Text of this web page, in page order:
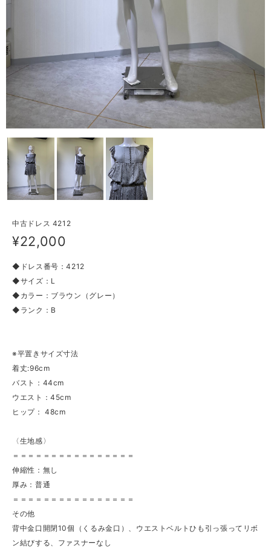
中古ドレス 4212
¥22,000
◆ドレス番号：4212
◆サイズ：L
◆カラー：ブラウン（グレー）
◆ランク：B
※平置きサイズ寸法
着丈:96cm
バスト：44cm
ウエスト：45cm
ヒップ： 48cm
〈生地感〉
＝＝＝＝＝＝＝＝＝＝＝＝＝＝＝＝
伸縮性：無し
厚み：普通
＝＝＝＝＝＝＝＝＝＝＝＝＝＝＝＝
その他
背中金口開閉10個（くるみ金口）、ウエストベルトひも引っ張ってリボ
ン結びする、ファスナーなし